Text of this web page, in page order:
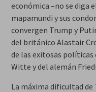
económica –no se diga
mapamundi y sus
convergen Trump y
del británico Alastair
de las exitosas políticas
Witte y del alemán
La máxima dificultad